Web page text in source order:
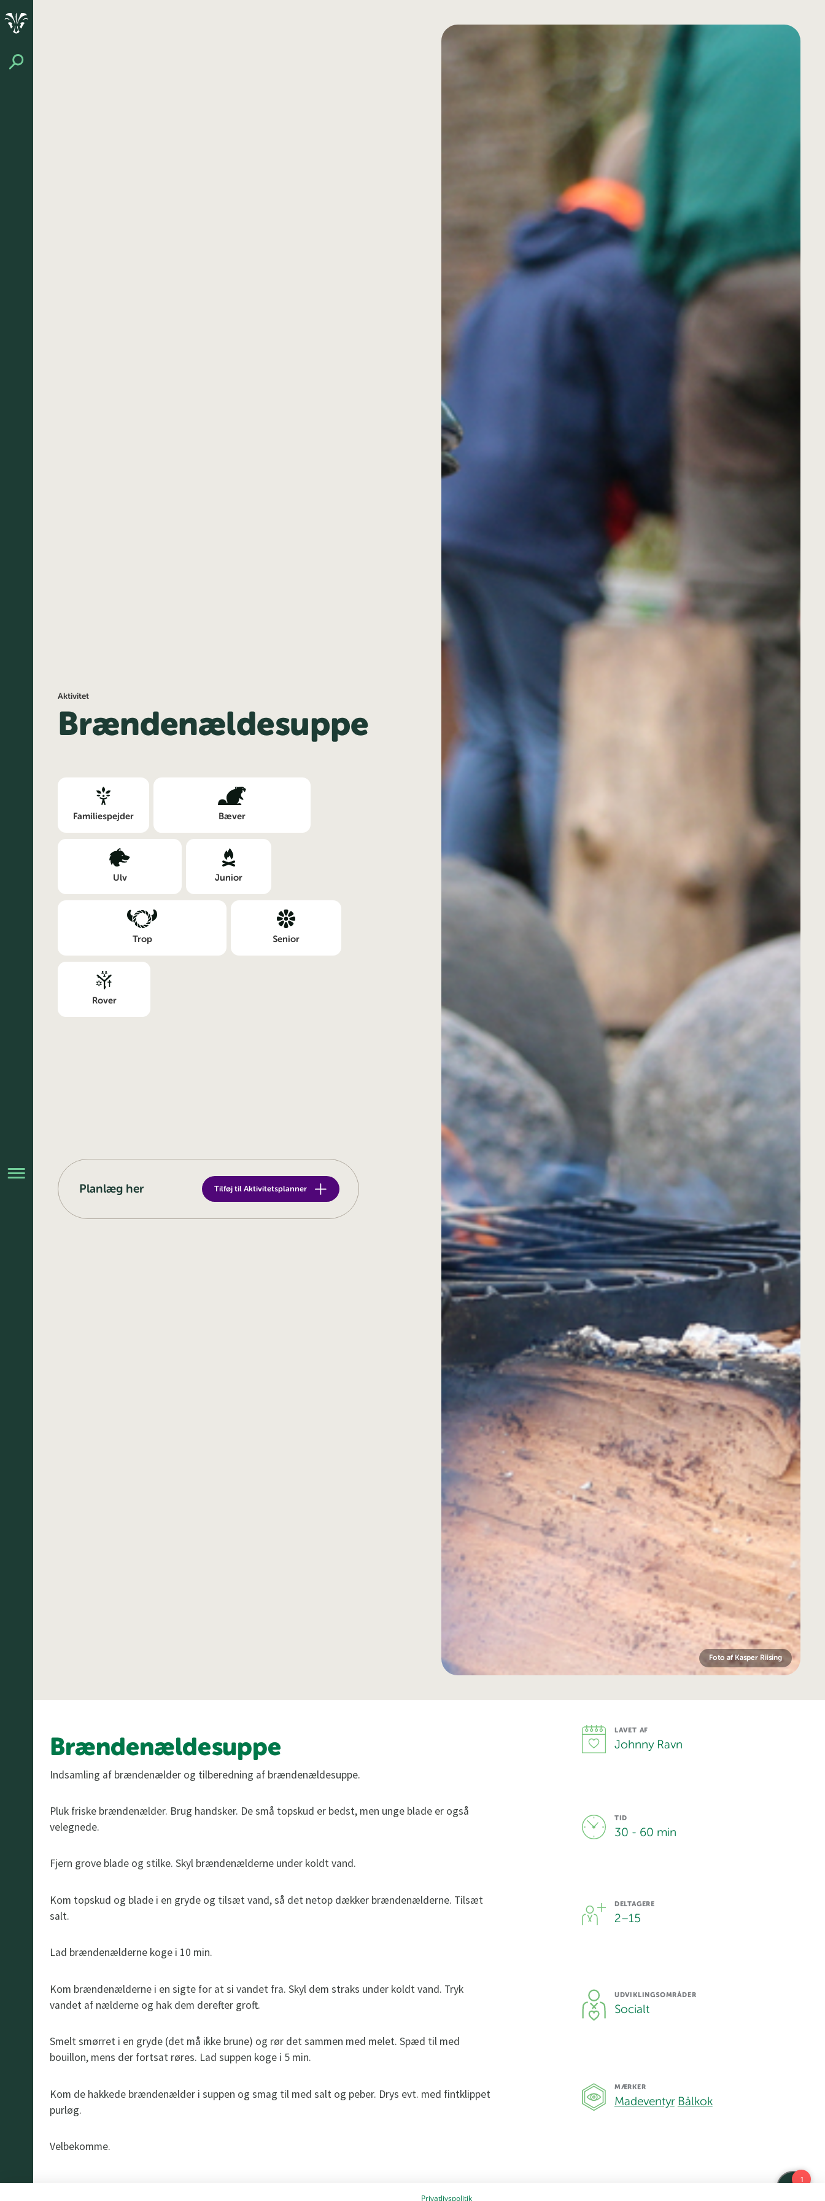
Aktivitet
Brændenældesuppe
Familiespejder Bæver
Ulv Junior
Trop Senior
Rover
Planlæg her Tilføj til Aktivitetsplanner
Foto af Kasper Riising
Brændenældesuppe
Indsamling af brændenælder og tilberedning af brændenældesuppe.
Pluk friske brændenælder. Brug handsker. De små topskud er bedst, men unge blade er også
velegnede.
Fjern grove blade og stilke. Skyl brændenælderne under koldt vand.
Kom topskud og blade i en gryde og tilsæt vand, så det netop dækker brændenælderne. Tilsæt
salt.
Lad brændenælderne koge i 10 min.
Kom brændenælderne i en sigte for at si vandet fra. Skyl dem straks under koldt vand. Tryk
vandet af nælderne og hak dem derefter groft.
Smelt smørret i en gryde (det må ikke brune) og rør det sammen med melet. Spæd til med
bouillon, mens der fortsat røres. Lad suppen koge i 5 min.
Kom de hakkede brændenælder i suppen og smag til med salt og peber. Drys evt. med fintklippet
purløg.
Velbekomme.
LAVET AF
Johnny Ravn
TID
30 - 60 min
DELTAGERE
2–15
UDVIKLINGSOMRÅDER
Socialt
MÆRKER
Madeventyr Bålkok
Privatlivspolitik